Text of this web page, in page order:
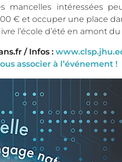
mancelles intéressées
€ et occuper une place
l’école d’été en amont
/ Infos :
associer à l’événement !